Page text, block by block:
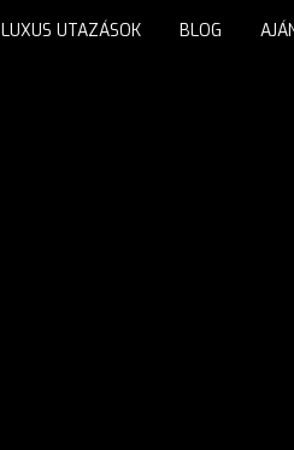
LUXUS UTAZÁSOK BLOG